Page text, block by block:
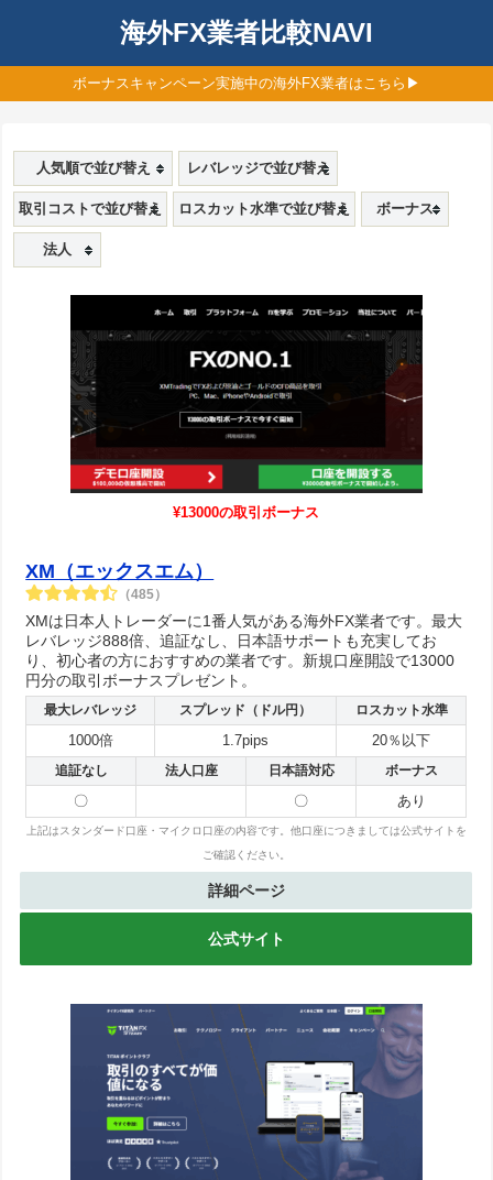
海外FX業者比較NAVI
ボーナスキャンペーン実施中の海外FX業者はこちら▶
人気順で並び替え レバレッジで並び替え
取引コストで並び替え ロスカット水準で並び替え ボーナス
法人
¥13000の取引ボーナス
XM（エックスエム）
（485）
XMは日本人トレーダーに1番人気がある海外FX業者です。最大
レバレッジ888倍、追証なし、日本語サポートも充実してお
り、初心者の方におすすめの業者です。新規口座開設で13000
円分の取引ボーナスプレゼント。
最大レバレッジ スプレッド（ドル円） ロスカット水準
1000倍 1.7pips 20％以下
追証なし 法人口座 日本語対応 ボーナス
〇 〇 あり
上記はスタンダード口座・マイクロ口座の内容です。他口座につきましては公式サイトを
ご確認ください。
詳細ページ
公式サイト